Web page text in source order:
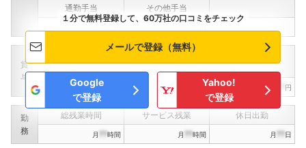
通勤手当
その他手当
賞
与
インセンティブ賞与
決算賞与
???,??? ???,??? 円 ???,??? 円
勤
務
総残業時間 サービス残業 休日出勤
月 ??時間 月 ??時間 月 ??日
１分で無料登録して、60万社の口コミをチェック
メールで登録（無料）
Google
で登録
Yahoo!
で登録